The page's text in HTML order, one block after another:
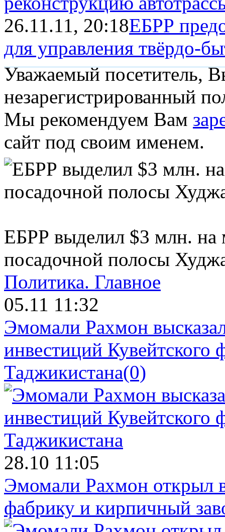
26.11.11, 20:18ЕБРР
для управления твёрдо-
Уважаемый посетитель,
незарегистрированный
Мы рекомендуем Вам
сайт под своим именем.
ЕБРР выделил $3 млн. на
посадочной полосы
Политика. Главное
05.11 11:32
Эмомали Рахмон
инвестиций Кувейтского
Таджикистана(0)
28.10 11:05
Эмомали Рахмон открыл
фабрику и кирпичный